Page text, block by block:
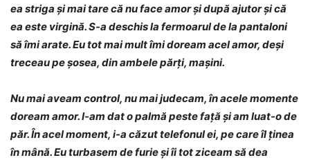
ea striga și mai tare că nu face amor și după ajutor și că
ea este virgină. S-a deschis la fermoarul de la pantaloni
să îmi arate. Eu tot mai mult îmi doream acel amor, deși
treceau pe șosea, din ambele părți, mașini.
Nu mai aveam control, nu mai judecam, în acele momente
doream amor. I-am dat o palmă peste față și am luat-o de
păr. În acel moment, i-a căzut telefonul ei, pe care îl ținea
în mână. Eu turbasem de furie și îi tot ziceam să dea